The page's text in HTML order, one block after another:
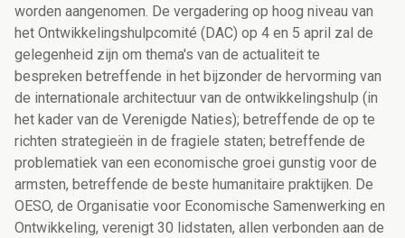
worden aangenomen. De vergadering op hoog niveau van
het Ontwikkelingshulpcomité (DAC) op 4 en 5 april zal de
gelegenheid zijn om thema's van de actualiteit te
bespreken betreffende in het bijzonder de hervorming van
de internationale architectuur van de ontwikkelingshulp (in
het kader van de Verenigde Naties); betreffende de op te
richten strategieën in de fragiele staten; betreffende de
problematiek van een economische groei gunstig voor de
armsten, betreffende de beste humanitaire praktijken. De
OESO, de Organisatie voor Economische Samenwerking en
Ontwikkeling, verenigt 30 lidstaten, allen verbonden aan de